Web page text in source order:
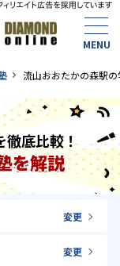
流山おおたかの森駅
徹底比較！
を解説
変更
変更